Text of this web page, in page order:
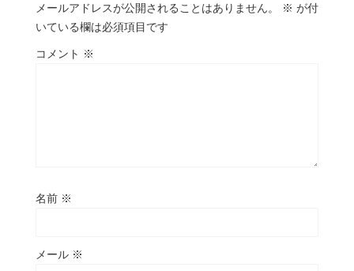
メールアドレスが公開されることはありません。 ※ が付
いている欄は必須項目です
コメント ※
名前 ※
メール ※